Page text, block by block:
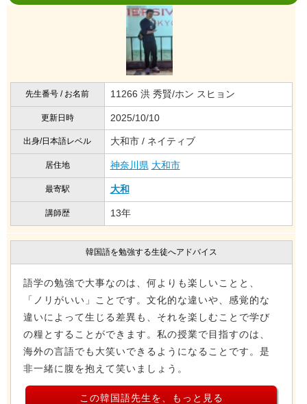
先生番号 / お名前 11266 洪 秀賢/ホン スヒョン
更新日時 2025/10/10
出身/日本語レベル 大和市 / ネイティブ
居住地 神奈川県 大和市
最寄駅 大和
講師歴 13年
韓国語を勉強する生徒へアドバイス
語学の勉強で大事なのは、何よりも楽しいことと、
「ノリがいい」ことです。文化的な違いや、感覚的な
違いによって生じる差異も、それを楽しむことで学び
の糧とすることができます。私の授業で目指すのは、
海外の言語でも大笑いできるようになることです。是
非一緒に腹を抱えて笑いましょう。
この韓国語先生を、もっと見る